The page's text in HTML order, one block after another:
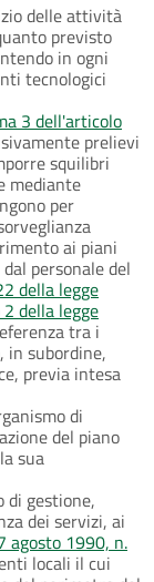
delle attività
previsto
in ogni
tecnologici
3 dell'articolo
prelievi
squilibri
mediante
per
ai piani
personale del
della legge
della legge
tra i
in subordine,
previa intesa
di
del piano
sua
di gestione,
dei servizi, ai
agosto 1990, n.
locali il cui